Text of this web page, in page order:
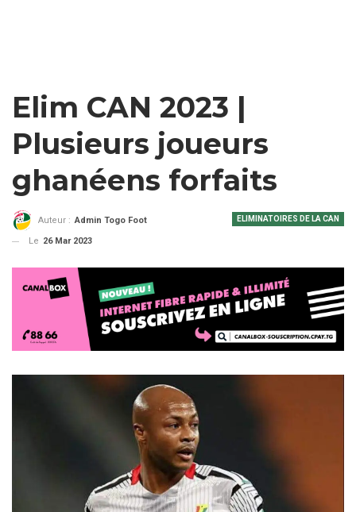
Elim CAN 2023 |
Plusieurs joueurs
ghanéens forfaits
ELIMINATOIRES DE LA CAN
Auteur : Admin Togo Foot
Le 26 Mar 2023